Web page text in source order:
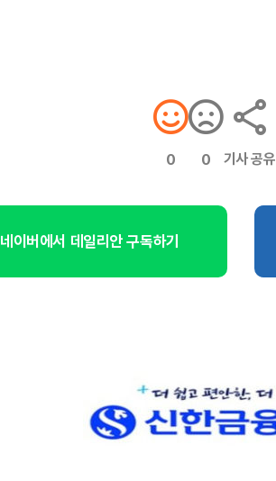
0 0 기사 공유
네이버에서 데일리안 구독하기